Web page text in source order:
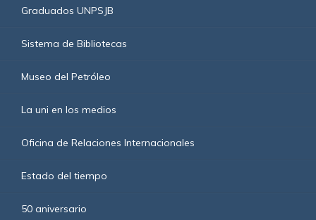
Graduados UNPSJB
Sistema de Bibliotecas
Museo del Petróleo
La uni en los medios
Oficina de Relaciones Internacionales
Estado del tiempo
50 aniversario